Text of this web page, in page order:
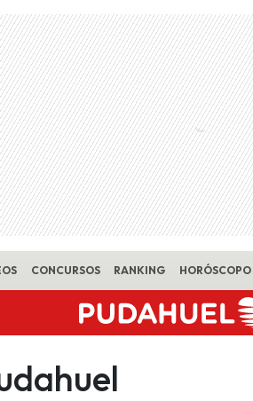
CONCURSOS RANKING HORÓSCOPO